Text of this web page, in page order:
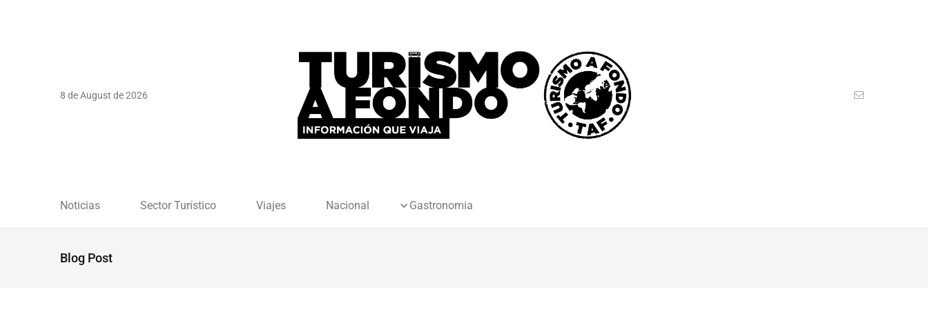
8 de August de 2026
Noticias Sector Turístico Viajes Nacional Gastronomia
Blog Post